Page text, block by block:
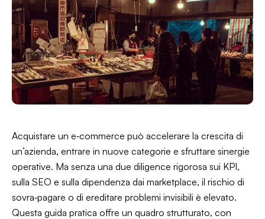
Acquistare un e‑commerce può accelerare la crescita di
un’azienda, entrare in nuove categorie e sfruttare sinergie
operative. Ma senza una due diligence rigorosa sui KPI,
sulla SEO e sulla dipendenza dai marketplace, il rischio di
sovra‑pagare o di ereditare problemi invisibili è elevato.
Questa guida pratica offre un quadro strutturato, con